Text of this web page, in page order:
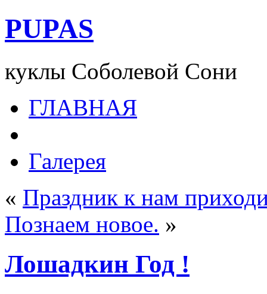
PUPAS
куклы Соболевой Сони
ГЛАВНАЯ
Галерея
« Праздник к нам
Познаем новое. »
Лошадкин Год !